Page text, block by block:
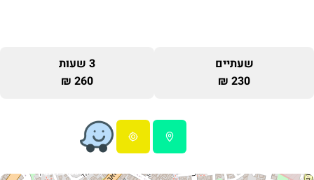
שעתיים
230 ₪
3 שעות
260 ₪